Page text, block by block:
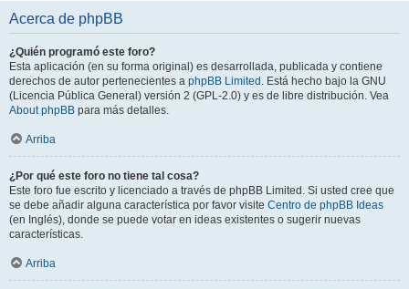
Acerca de phpBB
¿Quién programó este foro?
Esta aplicación (en su forma original) es desarrollada, publicada y contiene
derechos de autor pertenecientes a phpBB Limited . Está hecho bajo la GNU
(Licencia Pública General) versión 2 (GPL-2.0) y es de libre distribución. Vea
About phpBB para más detalles.
Arriba
¿Por qué este foro no tiene tal cosa?
Este foro fue escrito y licenciado a través de phpBB Limited. Si usted cree que
se debe añadir alguna característica por favor visite Centro de phpBB Ideas
(en Inglés), donde se puede votar en ideas existentes o sugerir nuevas
características.
Arriba